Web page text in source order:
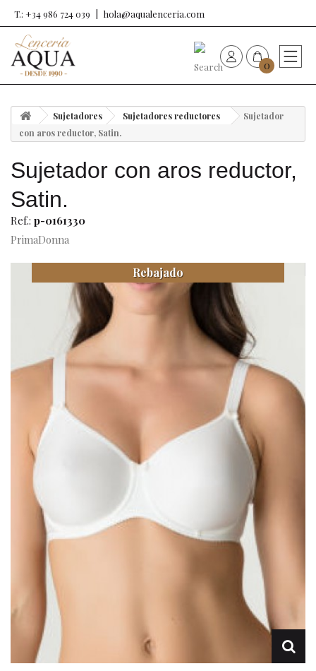
T.: +34 986 724 039 hola@aqualenceria.com
0
Nueva colección
Sujetadores
Ropa y complementos
Lencería
Prendas moldeadoras
Ortopedia
Sujetadores Sujetadores reductores
Sujetador
con aros reductor, Satin.
Sujetador con aros reductor,
Satin.
Ref.: p-0161330
PrimaDonna
Rebajado